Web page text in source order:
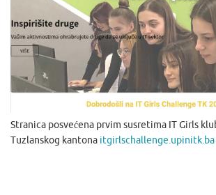
Stranica posvećena prvim susretima IT Girls
Tuzlanskog kantona itgirlschallenge.upinitk.ba